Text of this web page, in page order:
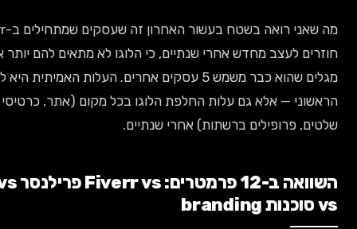
מה שאני רואה בשטח בעשור האחרון זה שעסקים שמתחילים ב-Fiverr בסוף
מחדש אחרי שנתיים, כי הלוגו לא מתאים להם יותר או שהם
מגלים שהוא כבר משמש 5 עסקים אחרים. העלות האמיתית היא לא רק המחיר
— אלא גם עלות החלפת הלוגו בכל מקום (אתר, כרטיסי ביקור,
ברשתות) אחרי שנתיים.
השוואה ב-12 פרמטרים: Fiverr vs פרילנסר vs סטודיו